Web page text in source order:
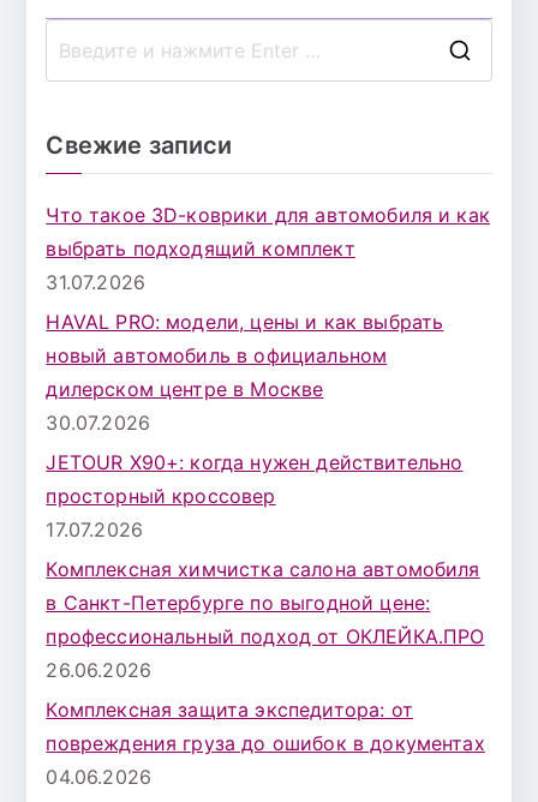
Свежие записи
Что такое 3D-коврики для автомобиля и как
выбрать подходящий комплект
31.07.2026
HAVAL PRO: модели, цены и как выбрать
новый автомобиль в официальном
дилерском центре в Москве
30.07.2026
JETOUR X90+: когда нужен действительно
просторный кроссовер
17.07.2026
Комплексная химчистка салона автомобиля
в Санкт-Петербурге по выгодной цене:
профессиональный подход от ОКЛЕЙКА.ПРО
26.06.2026
Комплексная защита экспедитора: от
повреждения груза до ошибок в документах
04.06.2026